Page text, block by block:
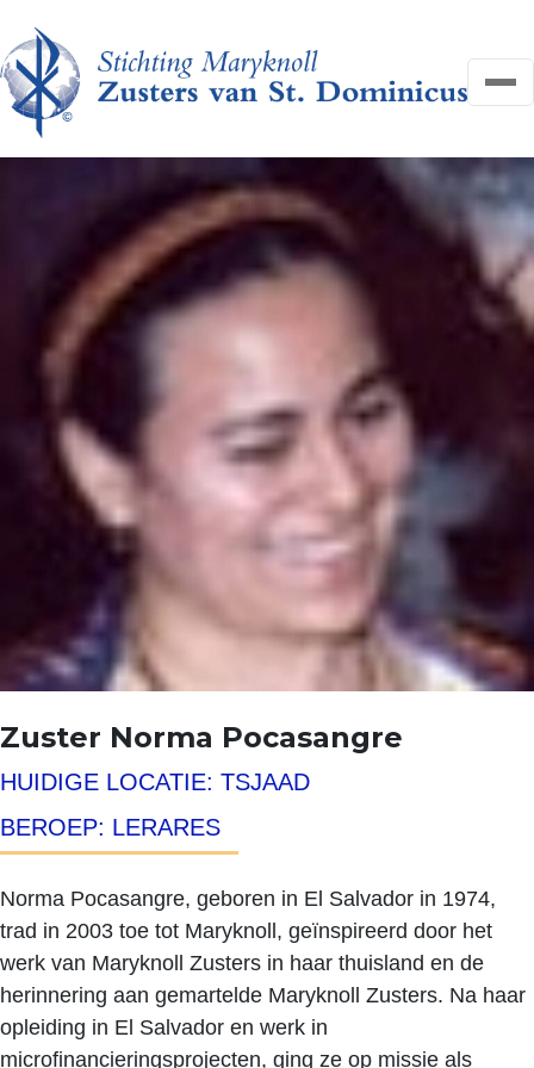
OVER ONS
NIEUWS
HELP MEE
FAQ
CONTACT
Search
Zoeken
Search
DONEER
Zuster Norma Pocasangre
HUIDIGE LOCATIE: TSJAAD
BEROEP: LERARES
Norma Pocasangre, geboren in El Salvador in 1974,
trad in 2003 toe tot Maryknoll, geïnspireerd door het
werk van Maryknoll Zusters in haar thuisland en de
herinnering aan gemartelde Maryknoll Zusters. Na haar
opleiding in El Salvador en werk in
microfinancieringsprojecten, ging ze op missie als